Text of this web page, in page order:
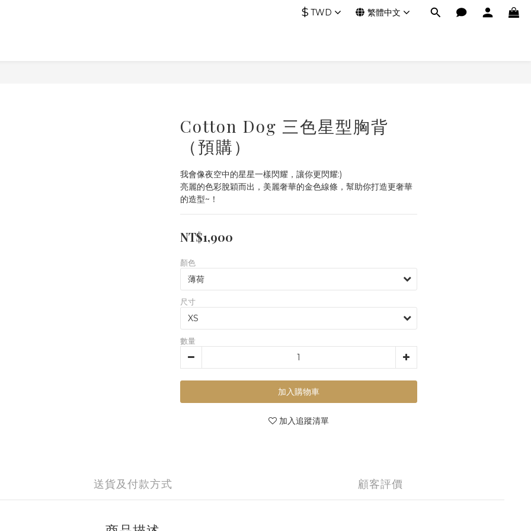
$ TWD 繁體中文
Cotton Dog 三色星型胸背
（預購）
我會像夜空中的星星一樣閃耀，讓你更閃耀:)
亮麗的色彩脫穎而出，美麗奢華的金色線條，幫助你打造更奢華
的造型~！
NT$1,900
顏色
尺寸
數量
加入購物車
加入追蹤清單
送貨及付款方式 顧客評價